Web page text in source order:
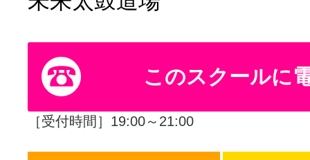
やりたいこ
このスクールに
［受付時間］19:00～21:00